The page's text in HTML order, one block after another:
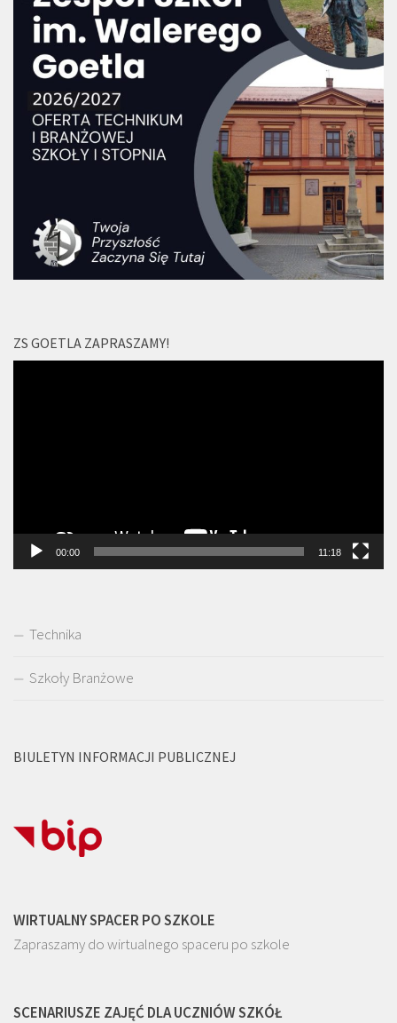
ZS GOETLA ZAPRASZAMY!
00:00 11:18
Technika
Szkoły Branżowe
BIULETYN INFORMACJI PUBLICZNEJ
WIRTUALNY SPACER PO SZKOLE
Zapraszamy do wirtualnego spaceru po szkole
SCENARIUSZE ZAJĘĆ DLA UCZNIÓW SZKÓŁ